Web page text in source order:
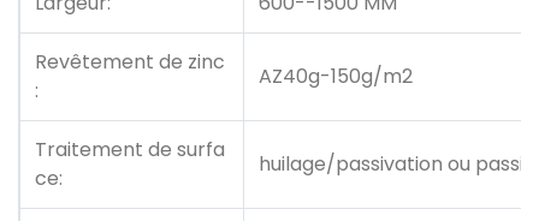
Revêtement de zinc
:
AZ40g-150g/m2
Traitement de surfa
ce:
huilage/passivation ou